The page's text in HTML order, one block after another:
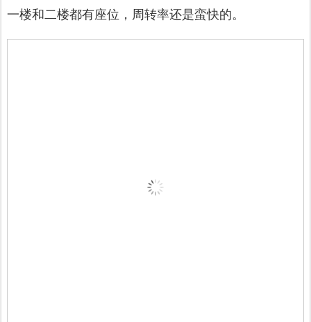
一楼和二楼都有座位，周转率还是蛮快的。